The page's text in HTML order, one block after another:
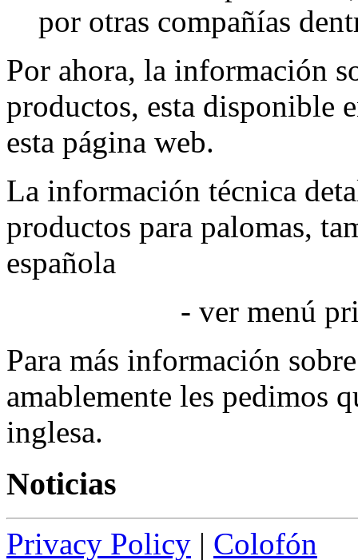
por otras compañías
Por ahora, la información
productos, esta disponible
esta página web.
La información técnica
productos para palomas,
española
- ver menú
Para más información
amablemente les pedimos
inglesa.
Noticias
Privacy Policy | Colofón